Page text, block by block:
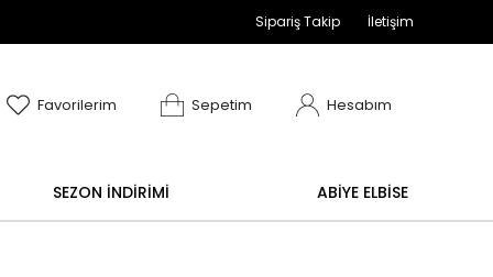
işlemi yoktur. Abiye
Sipariş Takip İletişim
Favorilerim Sepetim Hesabım
SEZON İNDİRİMİ ABİYE ELBİSE